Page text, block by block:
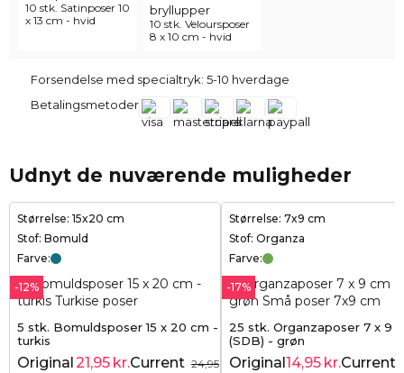
10 stk. Satinposer 10
x 13 cm - hvid
10 stk. Veloursposer
8 x 10 cm - hvid
Forsendelse med specialtryk: 5-10 hverdage
Betalingsmetoder
Udnyt de nuværende muligheder
Størrelse: 15x20 cm
Stof: Bomuld
Farve:
-12%
5 stk. Bomuldsposer 15 x 20 cm -
turkis
24,95 kr.
Original 21,95 kr.Current
Størrelse: 7x9 cm
Stof: Organza
Farve:
-17%
25 stk. Organzaposer 7 x 9
(SDB) - grøn
Original 14,95 kr.Current